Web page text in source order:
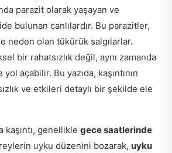
parazit olarak yaşayan ve
bulunan canlılardır. Bu parazitler,
neden olan tükürük salgılarlar.
bir rahatsızlık değil, aynı zamanda
açabilir. Bu yazıda, kaşıntının
ve etkileri detaylı bir şekilde ele
genellikle gece saatlerinde
uyku düzenini bozarak, uyku